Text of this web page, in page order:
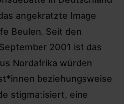
angekratzte Image
Beulen. Seit den
2001 ist das
Nordafrika würden
beziehungsweise
stigmatisiert, eine